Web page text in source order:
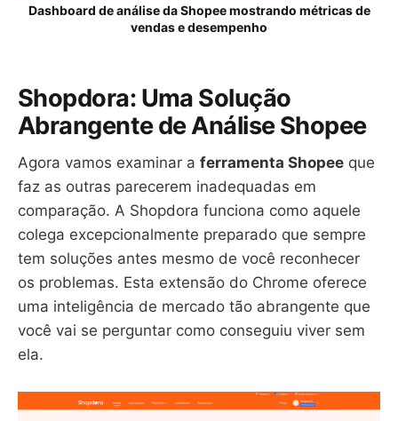
Dashboard de análise da Shopee mostrando métricas de
vendas e desempenho
Shopdora: Uma Solução
Abrangente de Análise Shopee
Agora vamos examinar a ferramenta Shopee que
faz as outras parecerem inadequadas em
comparação. A Shopdora funciona como aquele
colega excepcionalmente preparado que sempre
tem soluções antes mesmo de você reconhecer
os problemas. Esta extensão do Chrome oferece
uma inteligência de mercado tão abrangente que
você vai se perguntar como conseguiu viver sem
ela.